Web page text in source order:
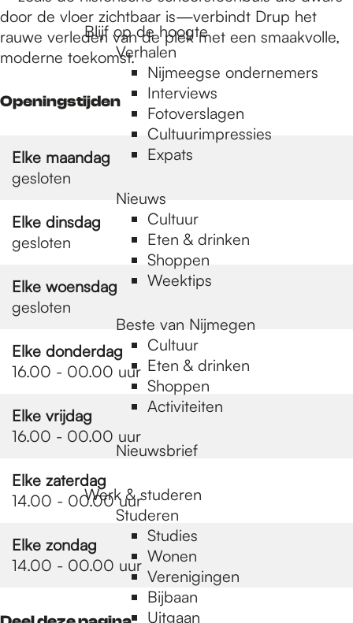
Blijf op de hoogte
Verhalen
Nijmeegse ondernemers
Interviews
Fotoverslagen
Cultuurimpressies
Expats
Nieuws
Cultuur
Eten & drinken
Shoppen
Weektips
Beste van Nijmegen
Cultuur
Eten & drinken
Shoppen
Activiteiten
Nieuwsbrief
Werk & studeren
Studeren
Studies
Wonen
Verenigingen
Bijbaan
Uitgaan
door de vloer zichtbaar is—verbindt Drup het
rauwe verleden van de plek met een smaakvolle,
moderne toekomst.
Openingstijden
Elke maandag
gesloten
Elke dinsdag
gesloten
Elke woensdag
gesloten
Elke donderdag
16.00 - 00.00 uur
Elke vrijdag
16.00 - 00.00 uur
Elke zaterdag
14.00 - 00.00 uur
Elke zondag
14.00 - 00.00 uur